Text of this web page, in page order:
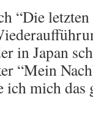
“Die
in Japan
“Mein
ich mich